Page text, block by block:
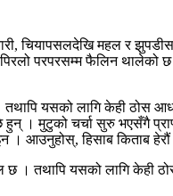
चियापसलदेखि महल र
परपरसम्म फैलिन थालेको
तथापि यसको लागि केही
। मुटुको चर्चा सुरु भएसँगै
। आउनुहोस्, हिसाब किताब हेरौं
छ । तथापि यसको लागि